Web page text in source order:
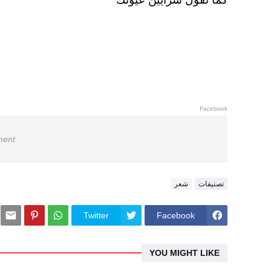
Facebook
تصنيفات شعر
Facebook
Twitter
YOU MIGHT LIKE